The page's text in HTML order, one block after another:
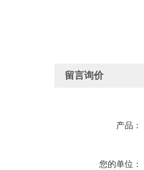
留言询价
产品：
您的单位：